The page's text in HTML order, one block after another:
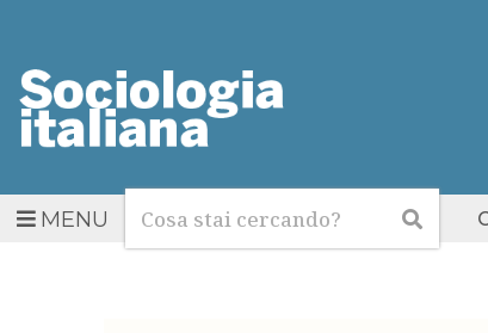
MENUCerca Cerca